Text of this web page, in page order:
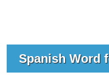
Spanish Word